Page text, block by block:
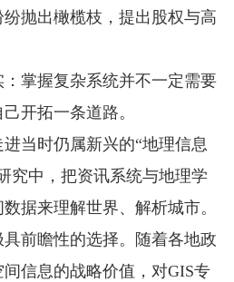
抛出橄榄枝，提出股权与高
掌握复杂系统并不一定需要
开拓一条道路。
当时仍属新兴的“地理信息
究中，把资讯系统与地理学
据来理解世界、解析城市。
前瞻性的选择。随着各地政
信息的战略价值，对GIS专